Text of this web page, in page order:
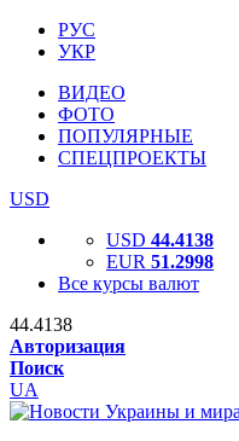
РУС
УКР
ВИДЕО
ФОТО
ПОПУЛЯРНЫЕ
СПЕЦПРОЕКТЫ
USD
USD 44.4138
EUR 51.2998
Все курсы валют
44.4138
Авторизация
Поиск
UA